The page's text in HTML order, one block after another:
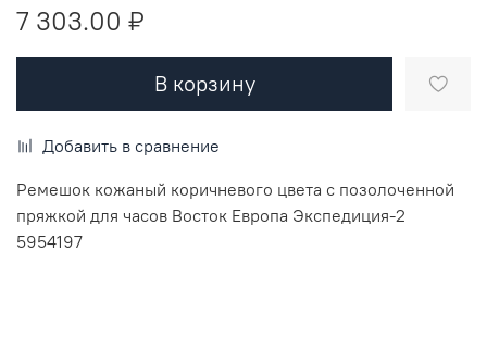
7 303.00 ₽
В корзину
Добавить в сравнение
Ремешок кожаный коричневого цвета с позолоченной
пряжкой для часов Восток Европа Экспедиция-2
5954197